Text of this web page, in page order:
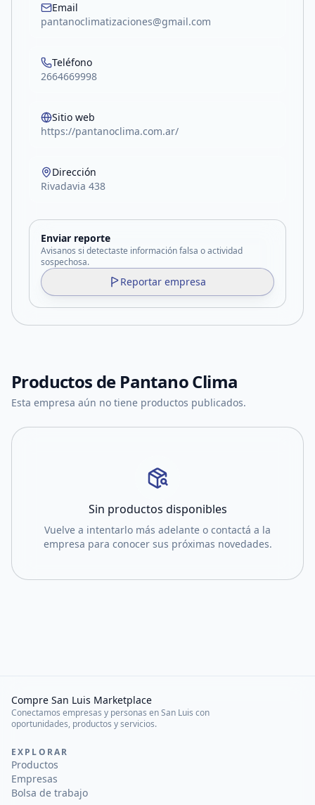
Email
pantanoclimatizaciones@gmail.com
Teléfono
2664669998
Sitio web
https://pantanoclima.com.ar/
Dirección
Rivadavia 438
Enviar reporte
Avisanos si detectaste información falsa o actividad
sospechosa.
Reportar empresa
Productos de Pantano Clima
Esta empresa aún no tiene productos publicados.
Sin productos disponibles
Vuelve a intentarlo más adelante o contactá a la
empresa para conocer sus próximas novedades.
Compre San Luis Marketplace
Conectamos empresas y personas en San Luis con
oportunidades, productos y servicios.
EXPLORAR
Productos
Empresas
Bolsa de trabajo